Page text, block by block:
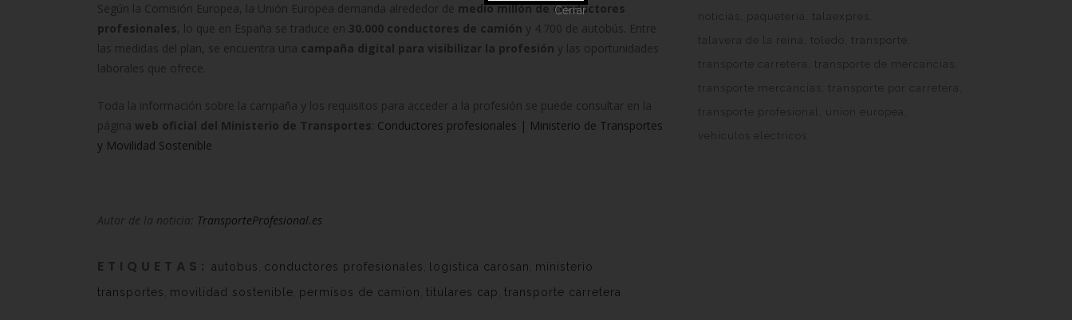
Según la Comisión Europea, la Unión Europea demanda alrededor de medio millón de conductores
profesionales, lo que en España se traduce en 30.000 conductores de camión y 4.700 de autobús. Entre
las medidas del plan, se encuentra una campaña digital para visibilizar la profesión y las oportunidades
laborales que ofrece.
Toda la información sobre la campaña y los requisitos para acceder a la profesión se puede consultar en la
página web oficial del Ministerio de Transportes Conductores profesionales | Ministerio de Transportes
y Movilidad Sostenible
Autor de la noticia: TransporteProfesional.es
ETIQUETAS: autobus conductores profesionales logistica carosan
ministerio
transportes
movilidad sostenible permisos de camion titulares cap transporte carretera
noticias
paqueteria
talaexpres
talavera de la reina
toledo
transporte
transporte carretera
transporte de mercancias
transporte mercancias
transporte por carretera
transporte profesional
union europea
vehiculos electricos